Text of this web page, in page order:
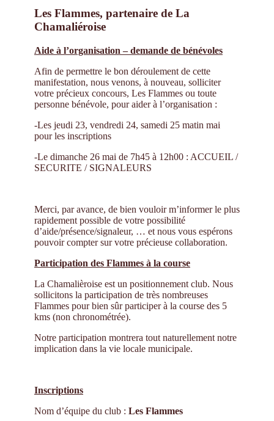
Les Flammes, partenaire de La
Chamaliéroise
Aide à l’organisation – demande de bénévoles
Afin de permettre le bon déroulement de cette
manifestation, nous venons, à nouveau, solliciter
votre précieux concours, Les Flammes ou toute
personne bénévole, pour aider à l’organisation :
-Les jeudi 23, vendredi 24, samedi 25 matin mai
pour les inscriptions
-Le dimanche 26 mai de 7h45 à 12h00 : ACCUEIL /
SECURITE / SIGNALEURS
Merci, par avance, de bien vouloir m’informer le plus
rapidement possible de votre possibilité
d’aide/présence/signaleur, … et nous vous espérons
pouvoir compter sur votre précieuse collaboration.
Participation des Flammes à la course
La Chamalièroise est un positionnement club. Nous
sollicitons la participation de très nombreuses
Flammes pour bien sûr participer à la course des 5
kms (non chronométrée).
Notre participation montrera tout naturellement notre
implication dans la vie locale municipale.
Inscriptions
Nom d’équipe du club : Les Flammes